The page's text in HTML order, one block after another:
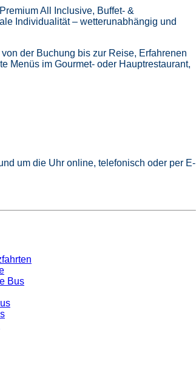
All Inclusive, Buffet- &
Individualität – wetterunabhängig und
der Buchung bis zur Reise, Erfahrenen
Menüs im Gourmet- oder Hauptrestaurant,
um die Uhr online, telefonisch oder per E-
Bus